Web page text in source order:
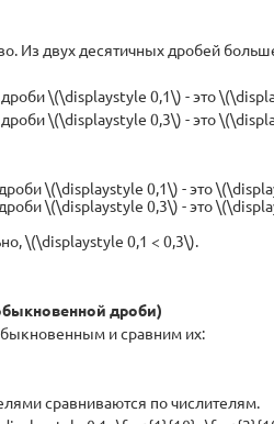
Из двух десятичных дробей
\(\displaystyle 0,1\) - это
\(\displaystyle 0,3\) - это
\(\displaystyle 0,1\) - это
\(\displaystyle 0,3\) - это
\(\displaystyle 0,1 < 0,3\).
дроби)
и сравним их:
сравниваются по числителям.